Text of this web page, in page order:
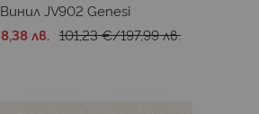
JV902 Genesi
лв. 101,23 €/197,99 лв.